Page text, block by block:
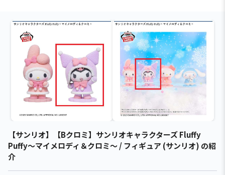
【サンリオ】【Bクロミ】サンリオキャラクターズ Fluffy
Puffy～マイメロディ＆クロミ～ / フィギュア (サンリオ) の紹
介